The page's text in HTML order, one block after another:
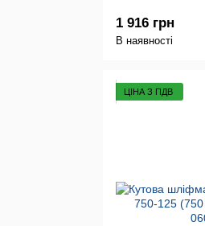
1 916 грн
В наявності
ЦІНА З ПДВ